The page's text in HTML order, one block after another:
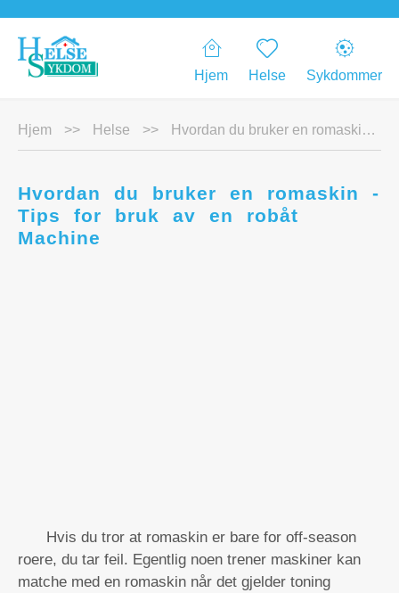
Hjem Helse Sykdommer
Hjem >> Helse >> Hvordan du bruker en romaskin - Tips for bruk av en robåt Machine
Hvordan du bruker en romaskin -
Tips for bruk av en robåt
Machine
Hvis du tror at romaskin er bare for off-season
roere, du tar feil. Egentlig noen trener maskiner kan
matche med en romaskin når det gjelder toning